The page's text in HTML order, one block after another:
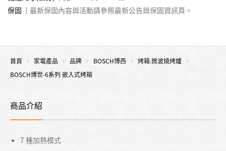
保固
最新保固內容與活動請參照最新公告與保固資訊頁。
首頁 家電產品 品牌 BOSCH博西
烤箱.微波燒烤爐
BOSCH博世-6系列 嵌入式烤箱
商品介紹
7 種加熱模式